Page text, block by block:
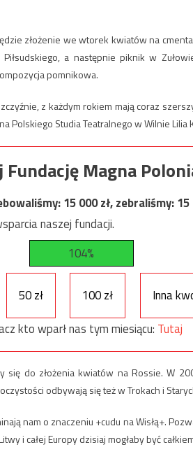
złożenie we wtorek kwiatów na
a następnie piknik w
pomnikowa.
z każdym rokiem mają coraz
Polskiego Studia Teatralnego w Wilnie Lilia
Magna
15 000zł, zebraliśmy:15
naszej fundacji.
104%
50 zł 100 zł
Inna
kto wparł nas tym miesiącu: Tutaj
się do złożenia kwiatów na Rossie. W
odbywają się też w Trokach i
nam o znaczeniu +cudu na Wisłą+.
i całej Europy dzisiaj mogłaby być